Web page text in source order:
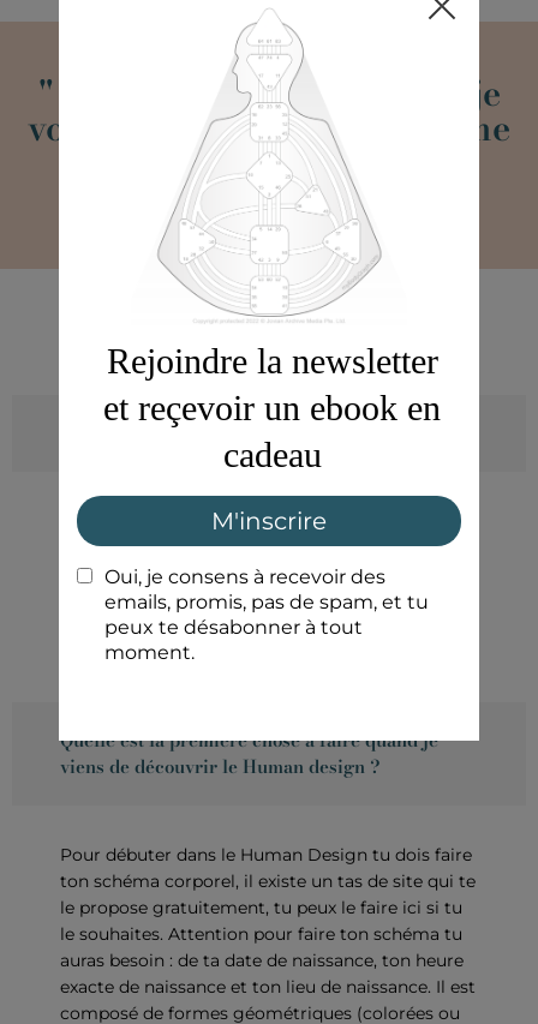
" Ne croyez rien de ce que je
vous dis, faites-en vous-même
l’essai"
Ra Uru Hu
Questions fréquentes
A qui s'adresse le Human Design ?
Bonne nouvelle, le Human design d'adresse à
toutes et à tous même aux enfants, il a d'ailleurs
été conçu à la base pour les enfants. Le Human
design peut être utilisé dans tous les domaines
de ta vie (personnel, professionnel, en couple, en
famille, entre amis)
Quelle est la première chose à faire quand je
viens de découvrir le Human design ?
Pour débuter dans le Human Design tu dois faire
ton schéma corporel, il existe un tas de site qui te
le propose gratuitement, tu peux le faire ici si tu
le souhaites. Attention pour faire ton schéma tu
auras besoin : de ta date de naissance, ton heure
exacte de naissance et ton lieu de naissance. Il est
composé de formes géométriques (colorées ou